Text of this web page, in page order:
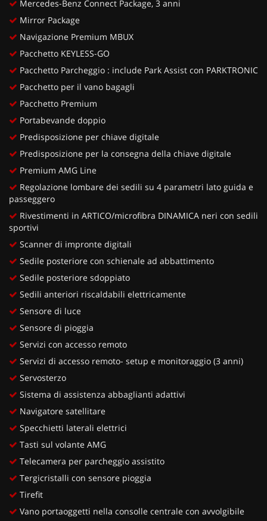
Mercedes-Benz Connect Package, 3 anni
Mirror Package
Navigazione Premium MBUX
Pacchetto KEYLESS-GO
Pacchetto Parcheggio : include Park Assist con PARKTRONIC
Pacchetto per il vano bagagli
Pacchetto Premium
Portabevande doppio
Predisposizione per chiave digitale
Predisposizione per la consegna della chiave digitale
Premium AMG Line
Regolazione lombare dei sedili su 4 parametri lato guida e
passeggero
Rivestimenti in ARTICO/microfibra DINAMICA neri con sedili
sportivi
Scanner di impronte digitali
Sedile posteriore con schienale ad abbattimento
Sedile posteriore sdoppiato
Sedili anteriori riscaldabili elettricamente
Sensore di luce
Sensore di pioggia
Servizi con accesso remoto
Servizi di accesso remoto- setup e monitoraggio (3 anni)
Servosterzo
Sistema di assistenza abbaglianti adattivi
Navigatore satellitare
Specchietti laterali elettrici
Tasti sul volante AMG
Telecamera per parcheggio assistito
Tergicristalli con sensore pioggia
Tirefit
Vano portaoggetti nella consolle centrale con avvolgibile